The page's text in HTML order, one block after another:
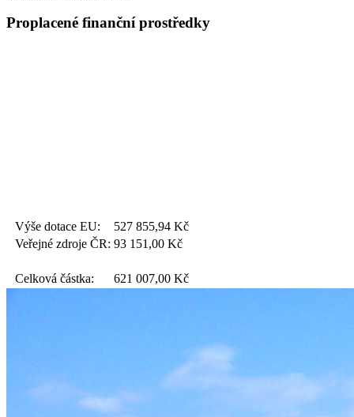
Proplacené finanční prostředky
Výše dotace EU: 527 855,94 Kč
Veřejné zdroje ČR: 93 151,00 Kč
Celková částka: 621 007,00 Kč